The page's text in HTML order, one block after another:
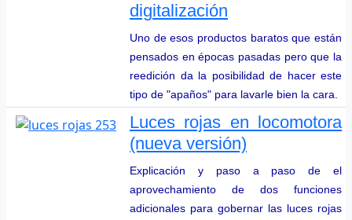
digitalización
Uno de esos productos baratos que están
pensados en épocas pasadas pero que la
reedición da la posibilidad de hacer este
tipo de "apaños" para lavarle bien la cara.
Luces rojas en locomotora
(nueva versión)
Explicación y paso a paso de el
aprovechamiento de dos funciones
adicionales para gobernar las luces rojas